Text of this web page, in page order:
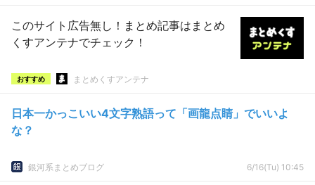
このサイト広告無し！まとめ記事はまとめ
くすアンテナでチェック！
おすすめ まとめくすアンテナ
日本一かっこいい4文字熟語って「画龍点睛」でいいよ
な？
銀河系まとめブログ 6/16(Tu) 10:45